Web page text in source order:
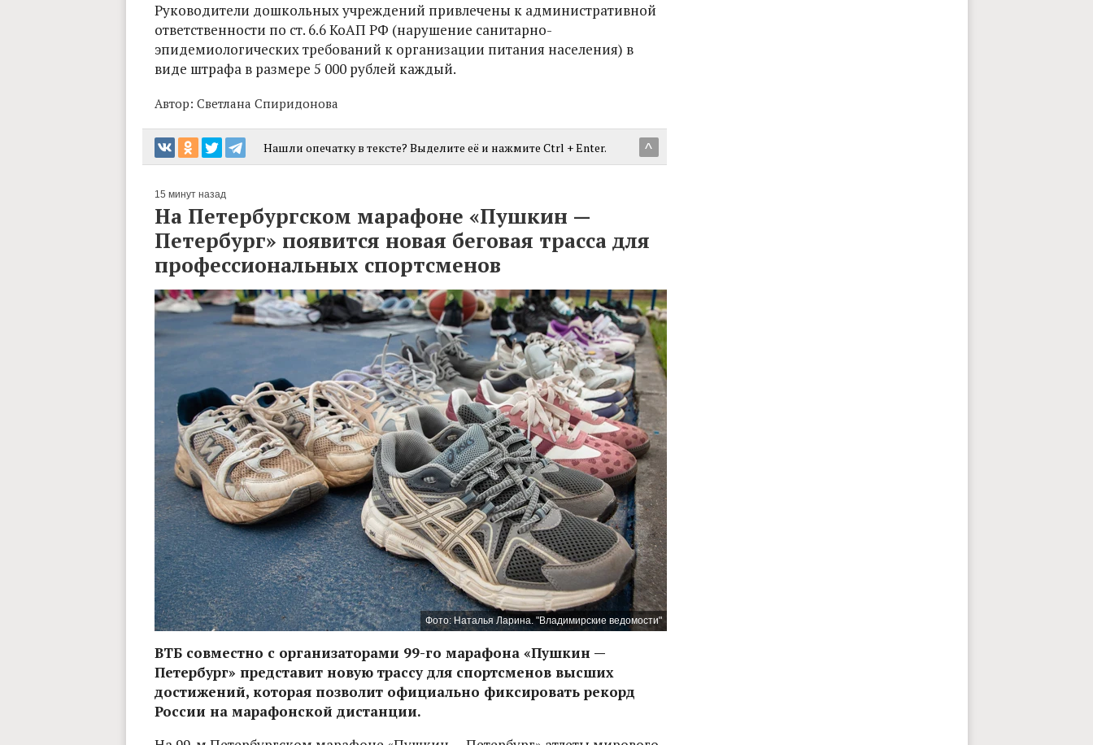
Руководители дошкольных учреждений привлечены к административной
ответственности по ст. 6.6 КоАП РФ (нарушение санитарно-
эпидемиологических требований к организации питания населения) в
виде штрафа в размере 5 000 рублей каждый.
Автор: Светлана Спиридонова
^
Нашли опечатку в тексте? Выделите её и нажмите Ctrl + Enter.
15 минут назад
На Петербургском марафоне «Пушкин —
Петербург» появится новая беговая трасса для
профессиональных спортсменов
Фото: Наталья Ларина. "Владимирские ведомости"
ВТБ совместно с организаторами 99-го марафона «Пушкин —
Петербург» представит новую трассу для спортсменов высших
достижений, которая позволит официально фиксировать рекорд
России на марафонской дистанции.